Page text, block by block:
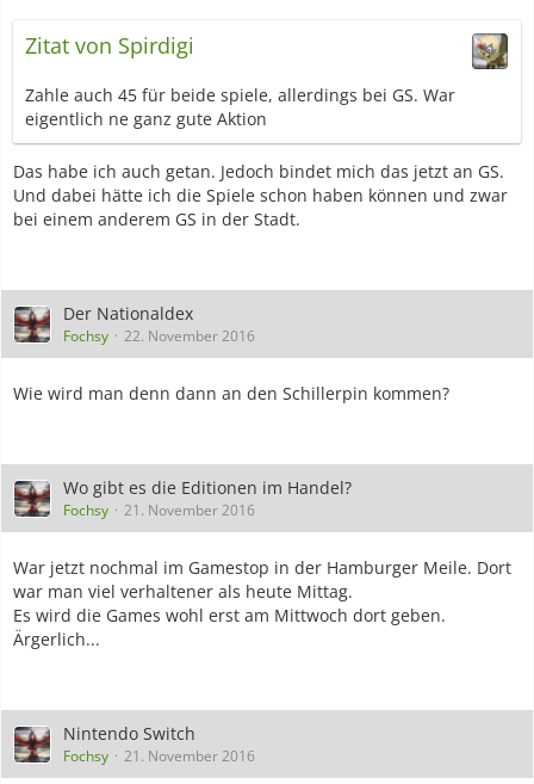
Zitat von Spirdigi
Zahle auch 45 für beide spiele, allerdings bei GS. War
eigentlich ne ganz gute Aktion
Das habe ich auch getan. Jedoch bindet mich das jetzt an GS.
Und dabei hätte ich die Spiele schon haben können und zwar
bei einem anderem GS in der Stadt.
Der Nationaldex
Fochsy 22. November 2016
Wie wird man denn dann an den Schillerpin kommen?
Wo gibt es die Editionen im Handel?
Fochsy 21. November 2016
War jetzt nochmal im Gamestop in der Hamburger Meile. Dort
war man viel verhaltener als heute Mittag.
Es wird die Games wohl erst am Mittwoch dort geben.
Ärgerlich...
Nintendo Switch
Fochsy 21. November 2016